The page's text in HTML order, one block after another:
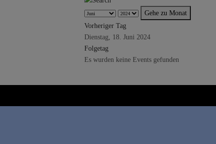
Gehe zu Monat
Vorheriger Tag
Dienstag, 18. Juni 2024
Folgetag
Es wurden keine Events gefunden